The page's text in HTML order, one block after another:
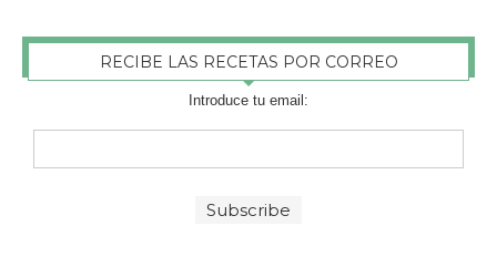
RECIBE LAS RECETAS POR CORREO
Introduce tu email: